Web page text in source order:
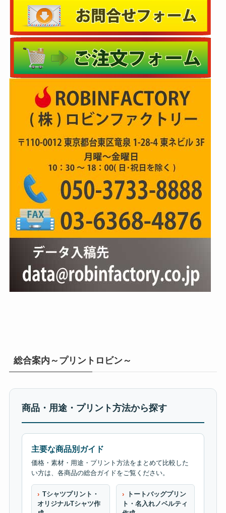
総合案内～プリントロビン～
商品・用途・プリント方法から探す
主要な商品別ガイド
価格・素材・用途・プリント方法をまとめて比較した
い方は、各商品の総合ガイドをご覧ください。
Tシャツプリント・
オリジナルTシャツ作
トートバッグプリン
ト・名入れノベルティ